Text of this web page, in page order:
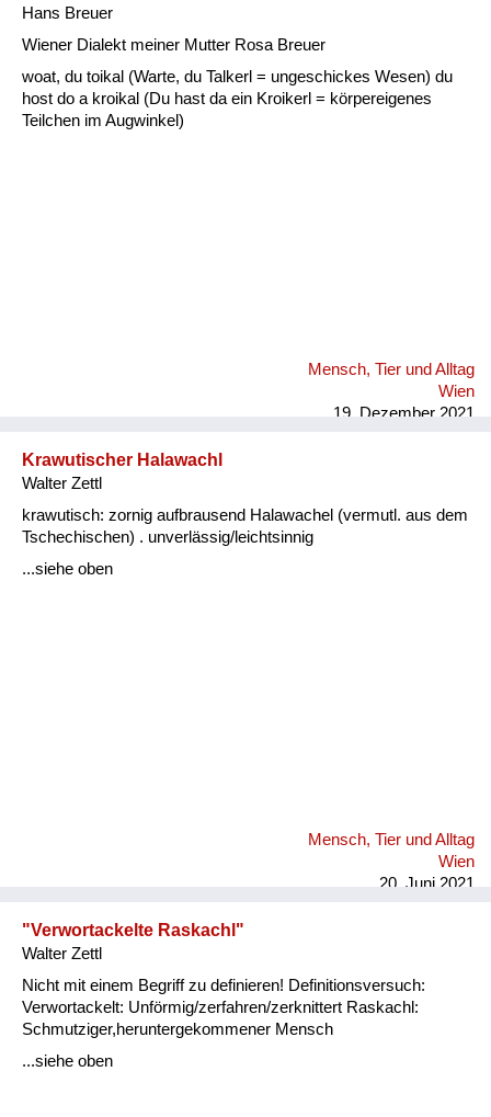
Hans Breuer
Wiener Dialekt meiner Mutter Rosa Breuer
woat, du toikal (Warte, du Talkerl = ungeschickes Wesen) du
host do a kroikal (Du hast da ein Kroikerl = körpereigenes
Teilchen im Augwinkel)
Mensch, Tier und Alltag
Wien
19. Dezember 2021
Krawutischer Halawachl
Walter Zettl
krawutisch: zornig aufbrausend Halawachel (vermutl. aus dem
Tschechischen) . unverlässig/leichtsinnig
...siehe oben
Mensch, Tier und Alltag
Wien
20. Juni 2021
"Verwortackelte Raskachl"
Walter Zettl
Nicht mit einem Begriff zu definieren! Definitionsversuch:
Verwortackelt: Unförmig/zerfahren/zerknittert Raskachl:
Schmutziger,heruntergekommener Mensch
...siehe oben